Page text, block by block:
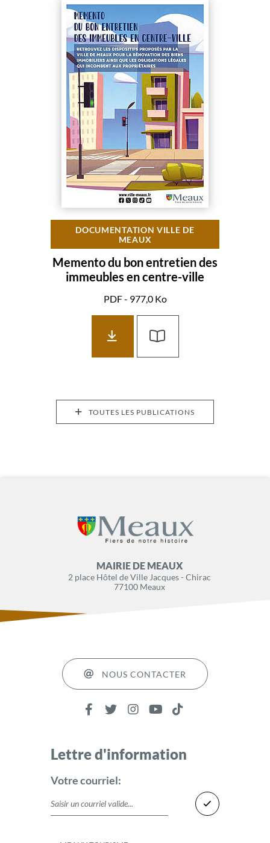
DOCUMENTATION VILLE DE
MEAUX
Memento du bon entretien des
immeubles en centre-ville
PDF - 977,0 Ko
TOUTES LES PUBLICATIONS
MAIRIE DE MEAUX
2 place Hôtel de Ville Jacques - Chirac
77100 Meaux
NOUS CONTACTER
Lettre d'information
Votre courriel: